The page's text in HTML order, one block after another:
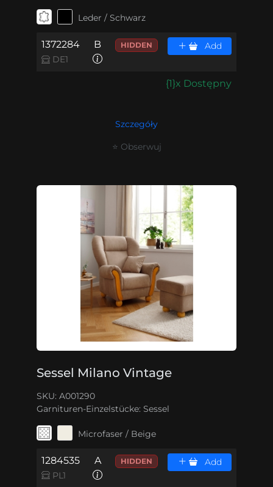
Leder / Schwarz
1372284
DE1
B HIDDEN Add
{1}x Dostępny
Szczegóły
⭐ Obserwuj
Sessel Milano Vintage
SKU: A001290
Garnituren-Einzelstücke: Sessel
Microfaser / Beige
1284535
PL1
A HIDDEN Add